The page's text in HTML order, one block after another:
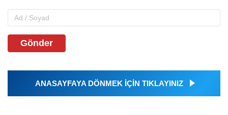
Gönder
ANASAYFAYA DÖNMEK İÇİN TIKLAYINIZ